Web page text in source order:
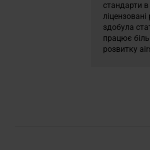
стандарти
здобула
працює
розвитку